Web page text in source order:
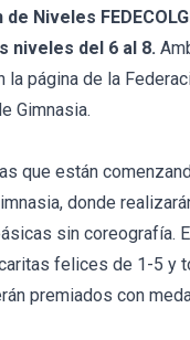
Niveles
niveles del 6 al 8.
la página de la
Gimnasia.
que están
donde
sin coreografía.
felices de 1-5 y
premiados con